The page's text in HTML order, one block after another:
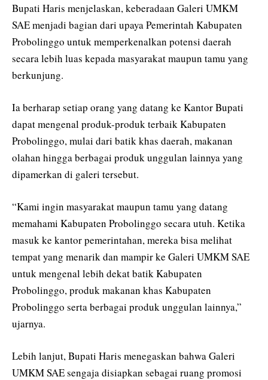
Bupati Haris menjelaskan, keberadaan Galeri UMKM
SAE menjadi bagian dari upaya Pemerintah Kabupaten
Probolinggo untuk memperkenalkan potensi daerah
secara lebih luas kepada masyarakat maupun tamu yang
berkunjung.
Ia berharap setiap orang yang datang ke Kantor Bupati
dapat mengenal produk-produk terbaik Kabupaten
Probolinggo, mulai dari batik khas daerah, makanan
olahan hingga berbagai produk unggulan lainnya yang
dipamerkan di galeri tersebut.
“Kami ingin masyarakat maupun tamu yang datang
memahami Kabupaten Probolinggo secara utuh. Ketika
masuk ke kantor pemerintahan, mereka bisa melihat
tempat yang menarik dan mampir ke Galeri UMKM SAE
untuk mengenal lebih dekat batik Kabupaten
Probolinggo, produk makanan khas Kabupaten
Probolinggo serta berbagai produk unggulan lainnya,”
ujarnya.
Lebih lanjut, Bupati Haris menegaskan bahwa Galeri
UMKM SAE sengaja disiapkan sebagai ruang promosi